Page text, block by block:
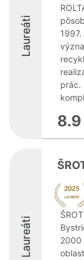
Laureáti
prác.
8.9
Laureáti
2000